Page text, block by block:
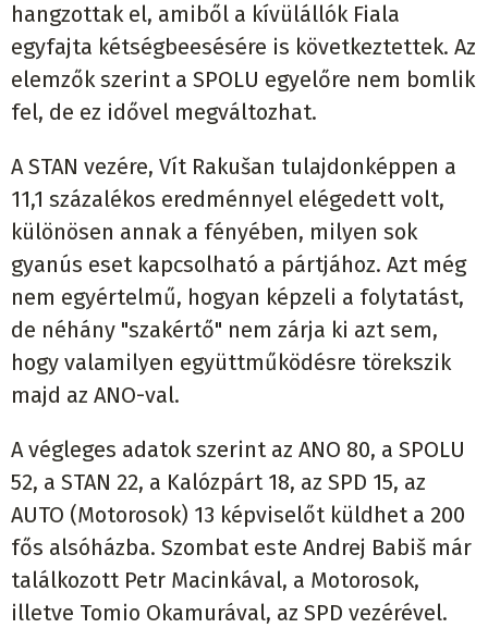
hangzottak el, amiből a kívülállók Fiala
egyfajta kétségbeesésére is következtettek. Az
elemzők szerint a SPOLU egyelőre nem bomlik
fel, de ez idővel megváltozhat.
A STAN vezére, Vít Rakušan tulajdonképpen a
11,1 százalékos eredménnyel elégedett volt,
különösen annak a fényében, milyen sok
gyanús eset kapcsolható a pártjához. Azt még
nem egyértelmű, hogyan képzeli a folytatást,
de néhány "szakértő" nem zárja ki azt sem,
hogy valamilyen együttműködésre törekszik
majd az ANO-val.
A végleges adatok szerint az ANO 80, a SPOLU
52, a STAN 22, a Kalózpárt 18, az SPD 15, az
AUTO (Motorosok) 13 képviselőt küldhet a 200
fős alsóházba. Szombat este Andrej Babiš már
találkozott Petr Macinkával, a Motorosok,
illetve Tomio Okamurával, az SPD vezérével.